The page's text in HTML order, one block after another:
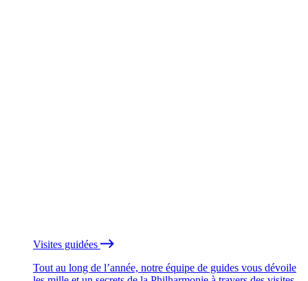
Visites guidées
Tout au long de l’année, notre équipe de guides vous dévoile